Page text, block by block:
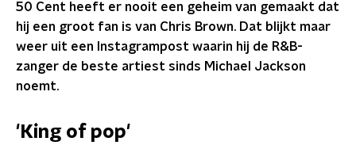
50 Cent heeft er nooit een geheim van gemaakt dat
hij een groot fan is van Chris Brown. Dat blijkt maar
weer uit een Instagrampost waarin hij de R&B-
zanger de beste artiest sinds Michael Jackson
noemt.
'King of pop'